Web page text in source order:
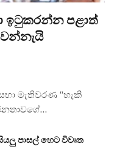
ඉටුකරන්න පළාත්
මැතිවරණ “හැකි
පාසල් හෙට විවෘත